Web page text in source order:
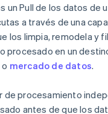
un Pull de los datos de
a través de una
los limpia, remodela y
procesado en un
mercado de datos.
de procesamiento
antes de que los